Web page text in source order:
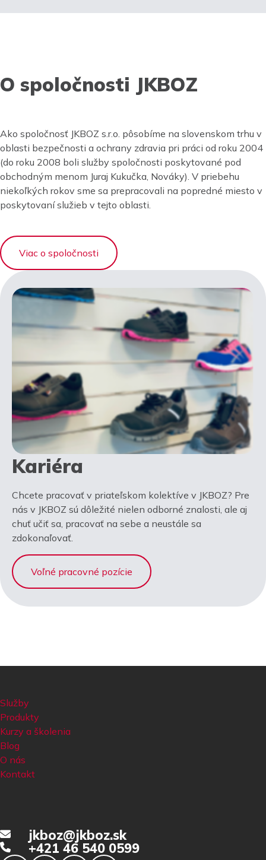
O spoločnosti JKBOZ
Ako spoločnosť JKBOZ s.r.o. pôsobíme na slovenskom trhu v
oblasti bezpečnosti a ochrany zdravia pri práci od roku 2004
(do roku 2008 boli služby spoločnosti poskytované pod
obchodným menom Juraj Kukučka, Nováky). V priebehu
niekoľkých rokov sme sa prepracovali na popredné miesto v
poskytovaní služieb v tejto oblasti.
Viac o spoločnosti
Kariéra
Chcete pracovať v priateľskom kolektíve v JKBOZ? Pre
nás v JKBOZ sú dôležité nielen odborné znalosti, ale aj
chuť učiť sa, pracovať na sebe a neustále sa
zdokonaľovať.
Voľné pracovné pozície
Služby
Produkty
Kurzy a školenia
Blog
O nás
Kontakt
jkboz@jkboz.sk
+421 46 540 0599